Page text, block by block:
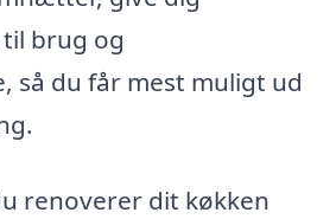
brug og
så du får mest muligt ud
renoverer dit køkken